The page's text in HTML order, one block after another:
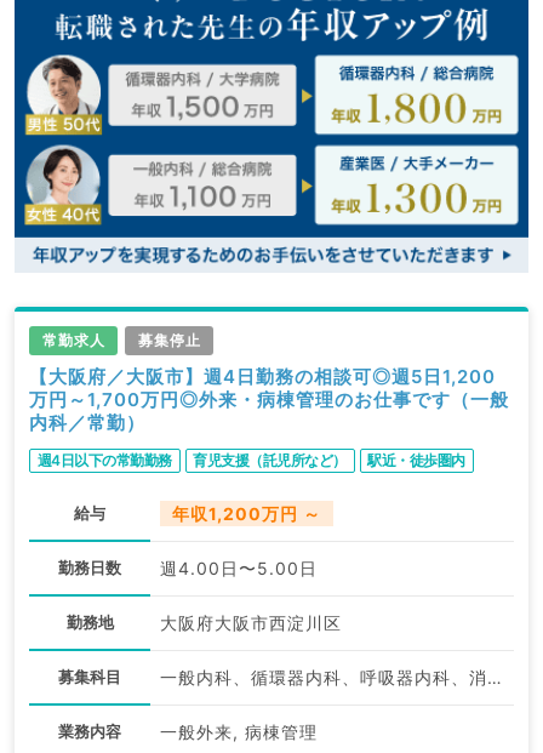
常勤求人 募集停止
【大阪府／大阪市】週4日勤務の相談可◎週5日1,200
万円～1,700万円◎外来・病棟管理のお仕事です（一般
内科／常勤）
週4日以下の常勤勤務 育児支援（託児所など） 駅近・徒歩圏内
給与 年収1,200万円 ～
勤務日数 週4.00日〜5.00日
勤務地 大阪府大阪市西淀川区
募集科目 一般内科、循環器内科、呼吸器内科、消化器内科、内分泌・代謝内科
業務内容 一般外来, 病棟管理